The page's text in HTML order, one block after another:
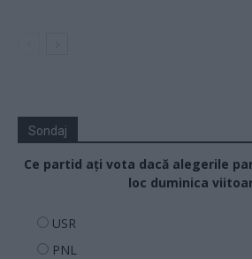
Sondaj
Ce partid ați vota dacă alegerile
loc duminica
USR
PNL